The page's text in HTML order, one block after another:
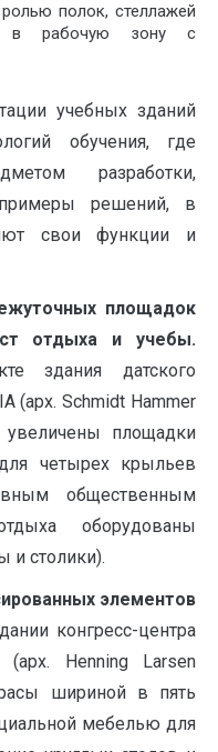
полок, стеллажей
в рабочую зону с
учебных зданий
обучения, где
разработки,
решений, в
свои функции и
площадок
отдыха и учебы.
здания датского
(арх. Schmidt Hammer
площадки
четырех крыльев
общественным
оборудованы
и столики).
элементов
конгресс-центра
(арх. Henning Larsen
шириной в пять
мебелью для